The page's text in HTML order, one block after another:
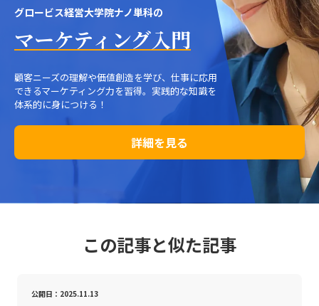
グロービス経営大学院ナノ単科の
マーケティング入門
顧客ニーズの理解や価値創造を学び、仕事に応用
できるマーケティング力を習得。実践的な知識を
体系的に身につける！
詳細を見る
この記事と似た記事
公開日：2025.11.13